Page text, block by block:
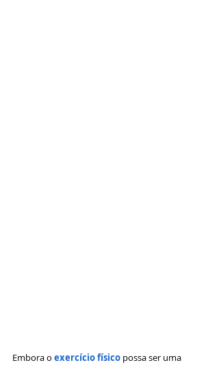
Embora o exercício físico possa ser uma